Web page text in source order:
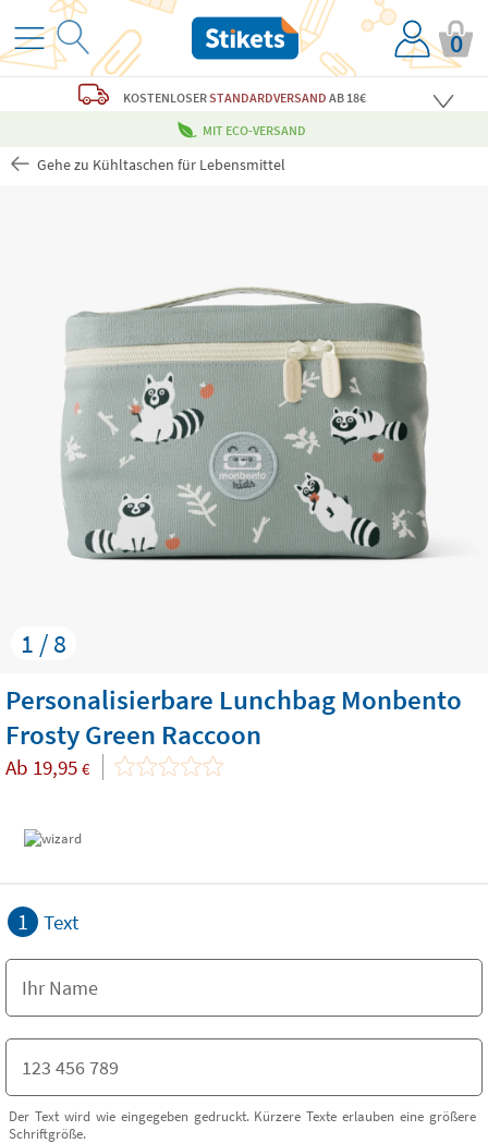
0
KOSTENLOSERSTANDARDVERSAND AB 18€
MIT ECO-VERSAND
Gehe zu Kühltaschen für Lebensmittel
1 / 8
Personalisierbare Lunchbag Monbento
Frosty Green Raccoon
Ab 19,95 €
1 Text
Der Text wird wie eingegeben gedruckt. Kürzere Texte erlauben eine größere
Schriftgröße.